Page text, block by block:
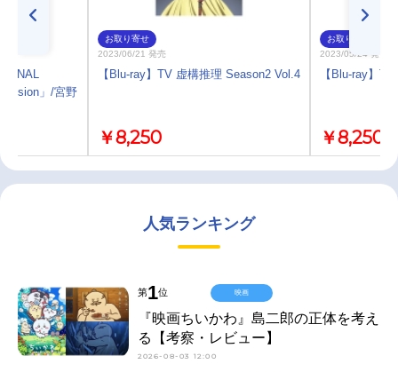
」/宮野
お取り寄せ
2023/06/21 発売
【Blu-ray】TV 虚構推理 Season2 Vol.4
￥8,250
お取り寄せ
2023/05/24 発売
【Blu-ray】
￥8,250
人気ランキング
第1位
『映画ちいかわ』島二郎の正体を考え
る【考察・レビュー】
2026-08-03 12:00
映画